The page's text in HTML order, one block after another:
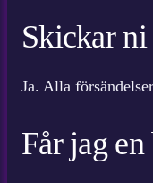
Skickar
Ja. Alla
Får jag